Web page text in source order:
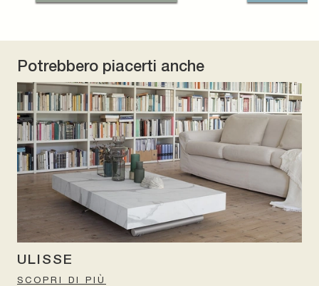
Potrebbero piacerti anche
ULISSE
SCOPRI DI PIÙ